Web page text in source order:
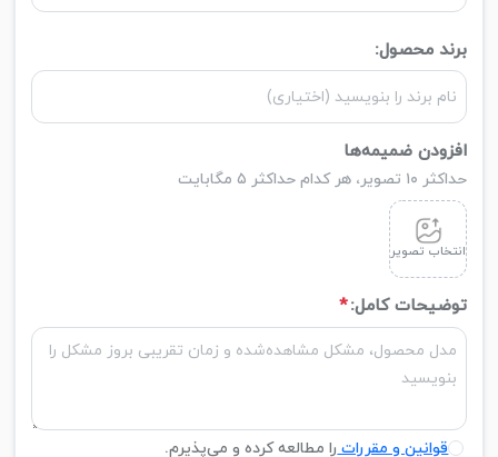
برند محصول:
افزودن ضمیمه‌ها
حداکثر ۱۰ تصویر، هر کدام حداکثر ۵ مگابایت
انتخاب تصویر
توضیحات کامل:*
قوانین و مقرراترا مطالعه کرده و می‌پذیرم.